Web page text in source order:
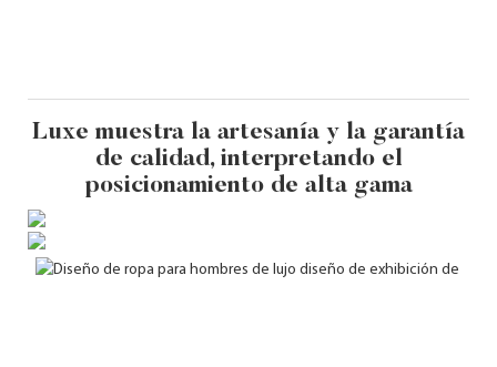
Luxe muestra la artesanía y la garantía
de calidad, interpretando el
posicionamiento de alta gama